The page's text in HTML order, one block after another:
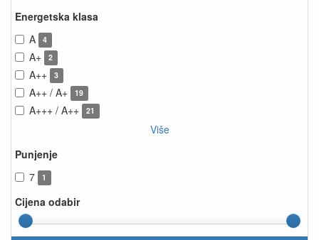
Energetska klasa
A
4
A+ 2
A++ 3
A++ / A+ 19
A+++ / A++ 21
Više
Punjenje
7
1
Cijena odabir